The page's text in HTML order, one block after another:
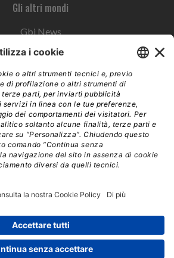
Gli altri mondi
Gbi News
Instoremag
Esplora il gruppo
Edra Edizioni
Edizioni LSWR
LSWR Group
Edra Edizioni. Direzione, amministrazione,
2026 – Tutti i diritti riservati | Partita IVA e C.F.
14392510963